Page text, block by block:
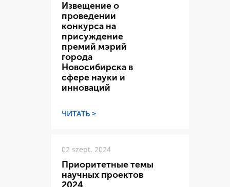
Извещение о
проведении
конкурса на
присуждение
премий мэрий
города
Новосибирска в
сфере науки и
инноваций
ЧИТАТЬ >
02 szept. 2024
Приоритетные темы
научных проектов